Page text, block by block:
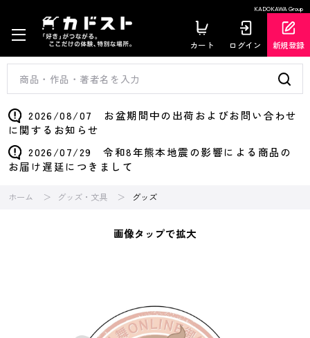
KADOKAWA Group
カート ログイン 新規登録
2026/08/07 お盆期間中の出荷およびお問い合わせ
に関するお知らせ
2026/07/29 令和8年熊本地震の影響による商品の
お届け遅延につきまして
ホーム グッズ・文具 グッズ
画像タップで拡大